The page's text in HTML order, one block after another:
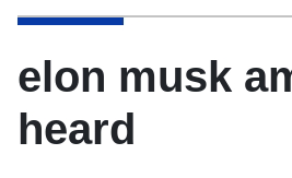
elon musk
heard